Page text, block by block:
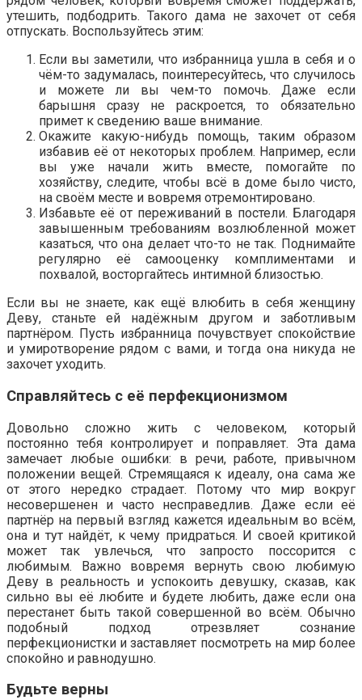
утешить, подбодрить. Такого дама не захочет от себя
отпускать. Воспользуйтесь этим:
Если вы заметили, что избранница ушла в себя и о
чём-то задумалась, поинтересуйтесь, что случилось
и можете ли вы чем-то помочь. Даже если
барышня сразу не раскроется, то обязательно
примет к сведению ваше внимание.
Окажите какую-нибудь помощь, таким образом
избавив её от некоторых проблем. Например, если
вы уже начали жить вместе, помогайте по
хозяйству, следите, чтобы всё в доме было чисто,
на своём месте и вовремя отремонтировано.
Избавьте её от переживаний в постели. Благодаря
завышенным требованиям возлюбленной может
казаться, что она делает что-то не так. Поднимайте
регулярно её самооценку комплиментами и
похвалой, восторгайтесь интимной близостью.
Если вы не знаете, как ещё влюбить в себя женщину
Деву, станьте ей надёжным другом и заботливым
партнёром. Пусть избранница почувствует спокойствие
и умиротворение рядом с вами, и тогда она никуда не
захочет уходить.
Справляйтесь с её перфекционизмом
Довольно сложно жить с человеком, который
постоянно тебя контролирует и поправляет. Эта дама
замечает любые ошибки: в речи, работе, привычном
положении вещей. Стремящаяся к идеалу, она сама же
от этого нередко страдает. Потому что мир вокруг
несовершенен и часто несправедлив. Даже если её
партнёр на первый взгляд кажется идеальным во всём,
она и тут найдёт, к чему придраться. И своей критикой
может так увлечься, что запросто поссорится с
любимым. Важно вовремя вернуть свою любимую
Деву в реальность и успокоить девушку, сказав, как
сильно вы её любите и будете любить, даже если она
перестанет быть такой совершенной во всём. Обычно
подобный подход отрезвляет сознание
перфекционистки и заставляет посмотреть на мир более
спокойно и равнодушно.
Будьте верны